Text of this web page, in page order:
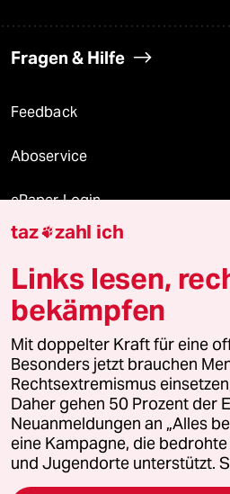
Fragen & Hilfe
Feedback
Aboservice
ePaper Login
Downloads für Abonnierende
© 2026 taz Verlags und Vertriebs
Alle Rechte vorbehalten. Bei rechtlichen
wenden Sie sich bitte an
lizenzen@taz.de
Feedback Redaktionsstatut
Leitlinie Informant
taz zahl ich
Links lesen,
bekämpfen
Mit doppelter Kraft für eine
Besonders jetzt brauchen
Rechtsextremismus
Daher gehen 50 Prozent der
Neuanmeldungen an „Alles
eine Kampagne, die
und Jugendorte unterstützt.